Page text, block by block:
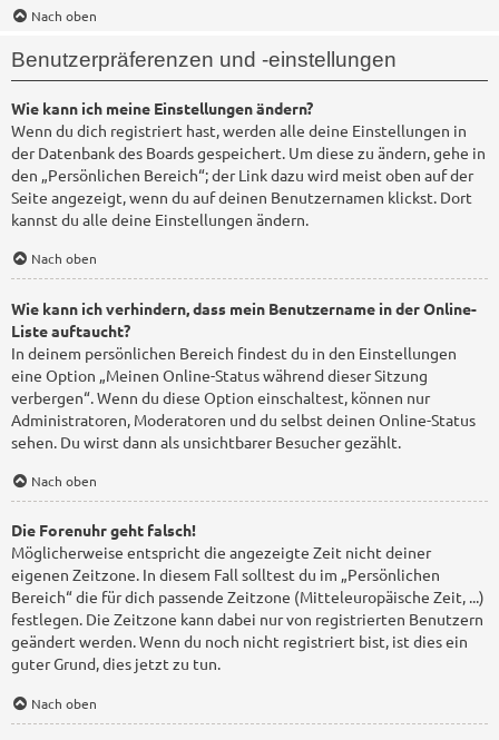
Nach oben
Benutzerpräferenzen und -einstellungen
Wie kann ich meine Einstellungen ändern?
Wenn du dich registriert hast, werden alle deine Einstellungen in
der Datenbank des Boards gespeichert. Um diese zu ändern, gehe in
den „Persönlichen Bereich“; der Link dazu wird meist oben auf der
Seite angezeigt, wenn du auf deinen Benutzernamen klickst. Dort
kannst du alle deine Einstellungen ändern.
Nach oben
Wie kann ich verhindern, dass mein Benutzername in der Online-
Liste auftaucht?
In deinem persönlichen Bereich findest du in den Einstellungen
eine Option „Meinen Online-Status während dieser Sitzung
verbergen“. Wenn du diese Option einschaltest, können nur
Administratoren, Moderatoren und du selbst deinen Online-Status
sehen. Du wirst dann als unsichtbarer Besucher gezählt.
Nach oben
Die Forenuhr geht falsch!
Möglicherweise entspricht die angezeigte Zeit nicht deiner
eigenen Zeitzone. In diesem Fall solltest du im „Persönlichen
Bereich“ die für dich passende Zeitzone (Mitteleuropäische Zeit, ...)
festlegen. Die Zeitzone kann dabei nur von registrierten Benutzern
geändert werden. Wenn du noch nicht registriert bist, ist dies ein
guter Grund, dies jetzt zu tun.
Nach oben